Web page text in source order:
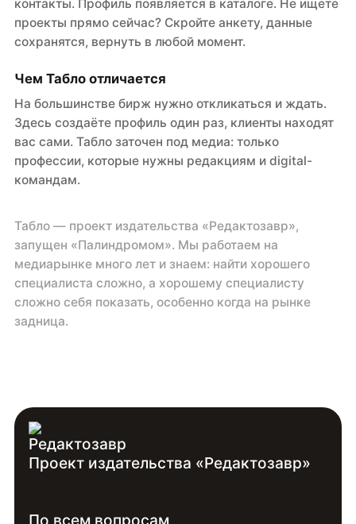
контакты. Профиль появляется в каталоге. Не ищете
проекты прямо сейчас? Скройте анкету, данные
сохранятся, вернуть в любой момент.
Чем Табло отличается
На большинстве бирж нужно откликаться и ждать.
Здесь создаёте профиль один раз, клиенты находят
вас сами. Табло заточен под медиа: только
профессии, которые нужны редакциям и digital-
командам.
Табло — проект издательства «Редактозавр»,
запущен «Палиндромом». Мы работаем на
медиарынке много лет и знаем: найти хорошего
специалиста сложно, а хорошему специалисту
сложно себя показать, особенно когда на рынке
задница.
Проект издательства «Редактозавр»
По всем вопросам